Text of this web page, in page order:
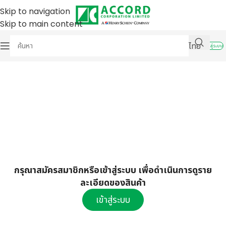
Skip to navigation
Skip to main content
ไทย
เข้าสู่ระบบ
กรุณาสมัครสมาชิกหรือเข้าสู่ระบบ เพื่อดำเนินการดูราย
ละเอียดของสินค้า
เข้าสู่ระบบ